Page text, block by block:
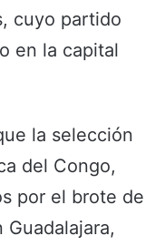
cuyo partido
en la capital
la selección
del Congo,
por el brote de